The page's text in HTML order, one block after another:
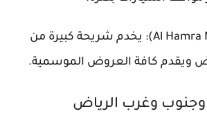
الحمراء مول (Al Hamra Mall): يخدم شريحة كبيرة من
ويقدم كافة العروض الموسمية.